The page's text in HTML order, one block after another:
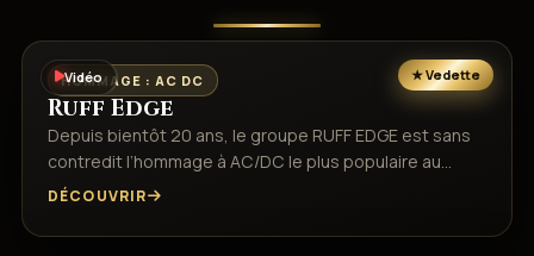
Vidéo
HOMMAGE : AC DC
Ruff Edge
Depuis bientôt 20 ans, le groupe RUFF EDGE est sans
contredit l’hommage à AC/DC le plus populaire au…
DÉCOUVRIR